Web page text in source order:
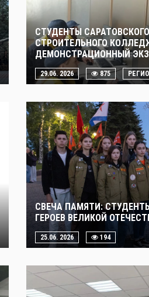
СТУДЕНТЫ
СТРОИТЕЛЬНОГО
ДЕМОНСТРАЦИОННЫЙ
29.06. 2026 875
СВЕЧА ПАМЯТИ:
ГЕРОЕВ ВЕЛИКОЙ
25.06. 2026 194